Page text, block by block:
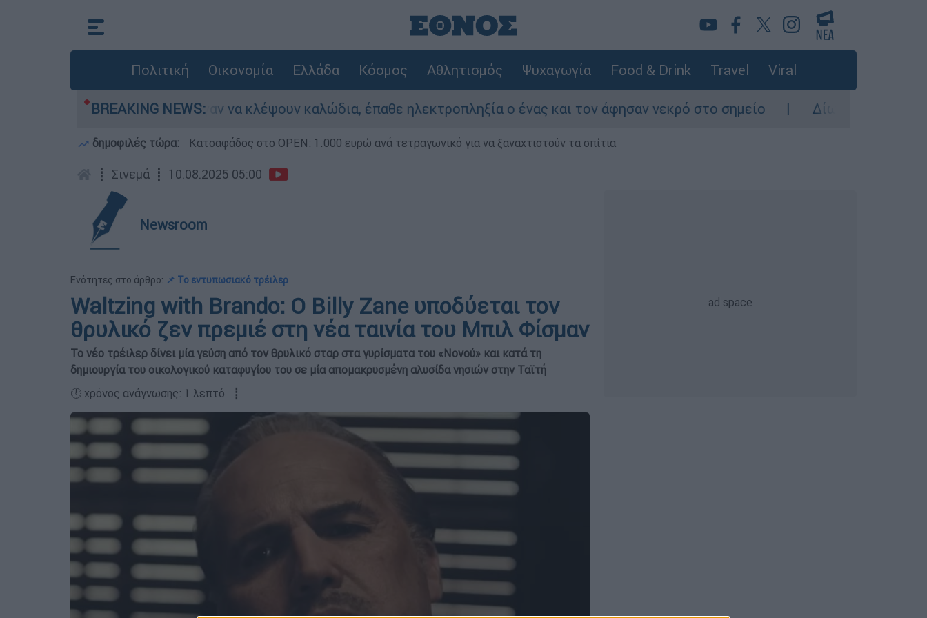
Πολιτική Οικονομία Ελλάδα Κόσμος Αθλητισμός Ψυχαγωγία Food & Drink Travel Viral
BREAKING NEWS:
Άνω Λιόσια: Πήγαν να κλέψουν καλώδια, έπαθε ηλεκτροπληξία ο ένας και τον άφησαν νεκρό στο σημείο Δίωξη για ανθρωποκτονία
δημοφιλές τώρα: Κατσαφάδος στο OPEN: 1.000 ευρώ ανά τετραγωνικό για να ξαναχτιστούν τα σπίτια
┋ Σινεμά ┋ 10.08.2025 05:00
Newsroom
Ενότητες στο άρθρο: 📌 Το εντυπωσιακό τρέιλερ
Waltzing with Brando: Ο Billy Zane υποδύεται τον
θρυλικό ζεν πρεμιέ στη νέα ταινία του Μπιλ Φίσμαν
Το νέο τρέιλερ δίνει μία γεύση από τον θρυλικό σταρ στα γυρίσματα του «Νονού» και κατά τη
δημιουργία του οικολογικού καταφυγίου του σε μία απομακρυσμένη αλυσίδα νησιών στην Ταϊτή
🕛 χρόνος ανάγνωσης: 1 λεπτό ┋